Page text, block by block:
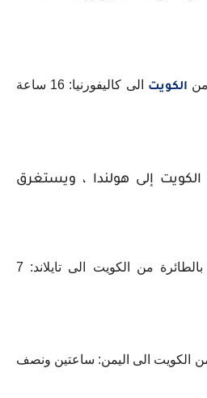
الكويت الى كاليفورنيا: 16 ساعة
إلى هولندا ، ويستغرق
- كم مسافة مدة الرحلة بالطائرة من الكويت الى تايلاند: 7
الكويت الى اليمن: ساعتين ونصف